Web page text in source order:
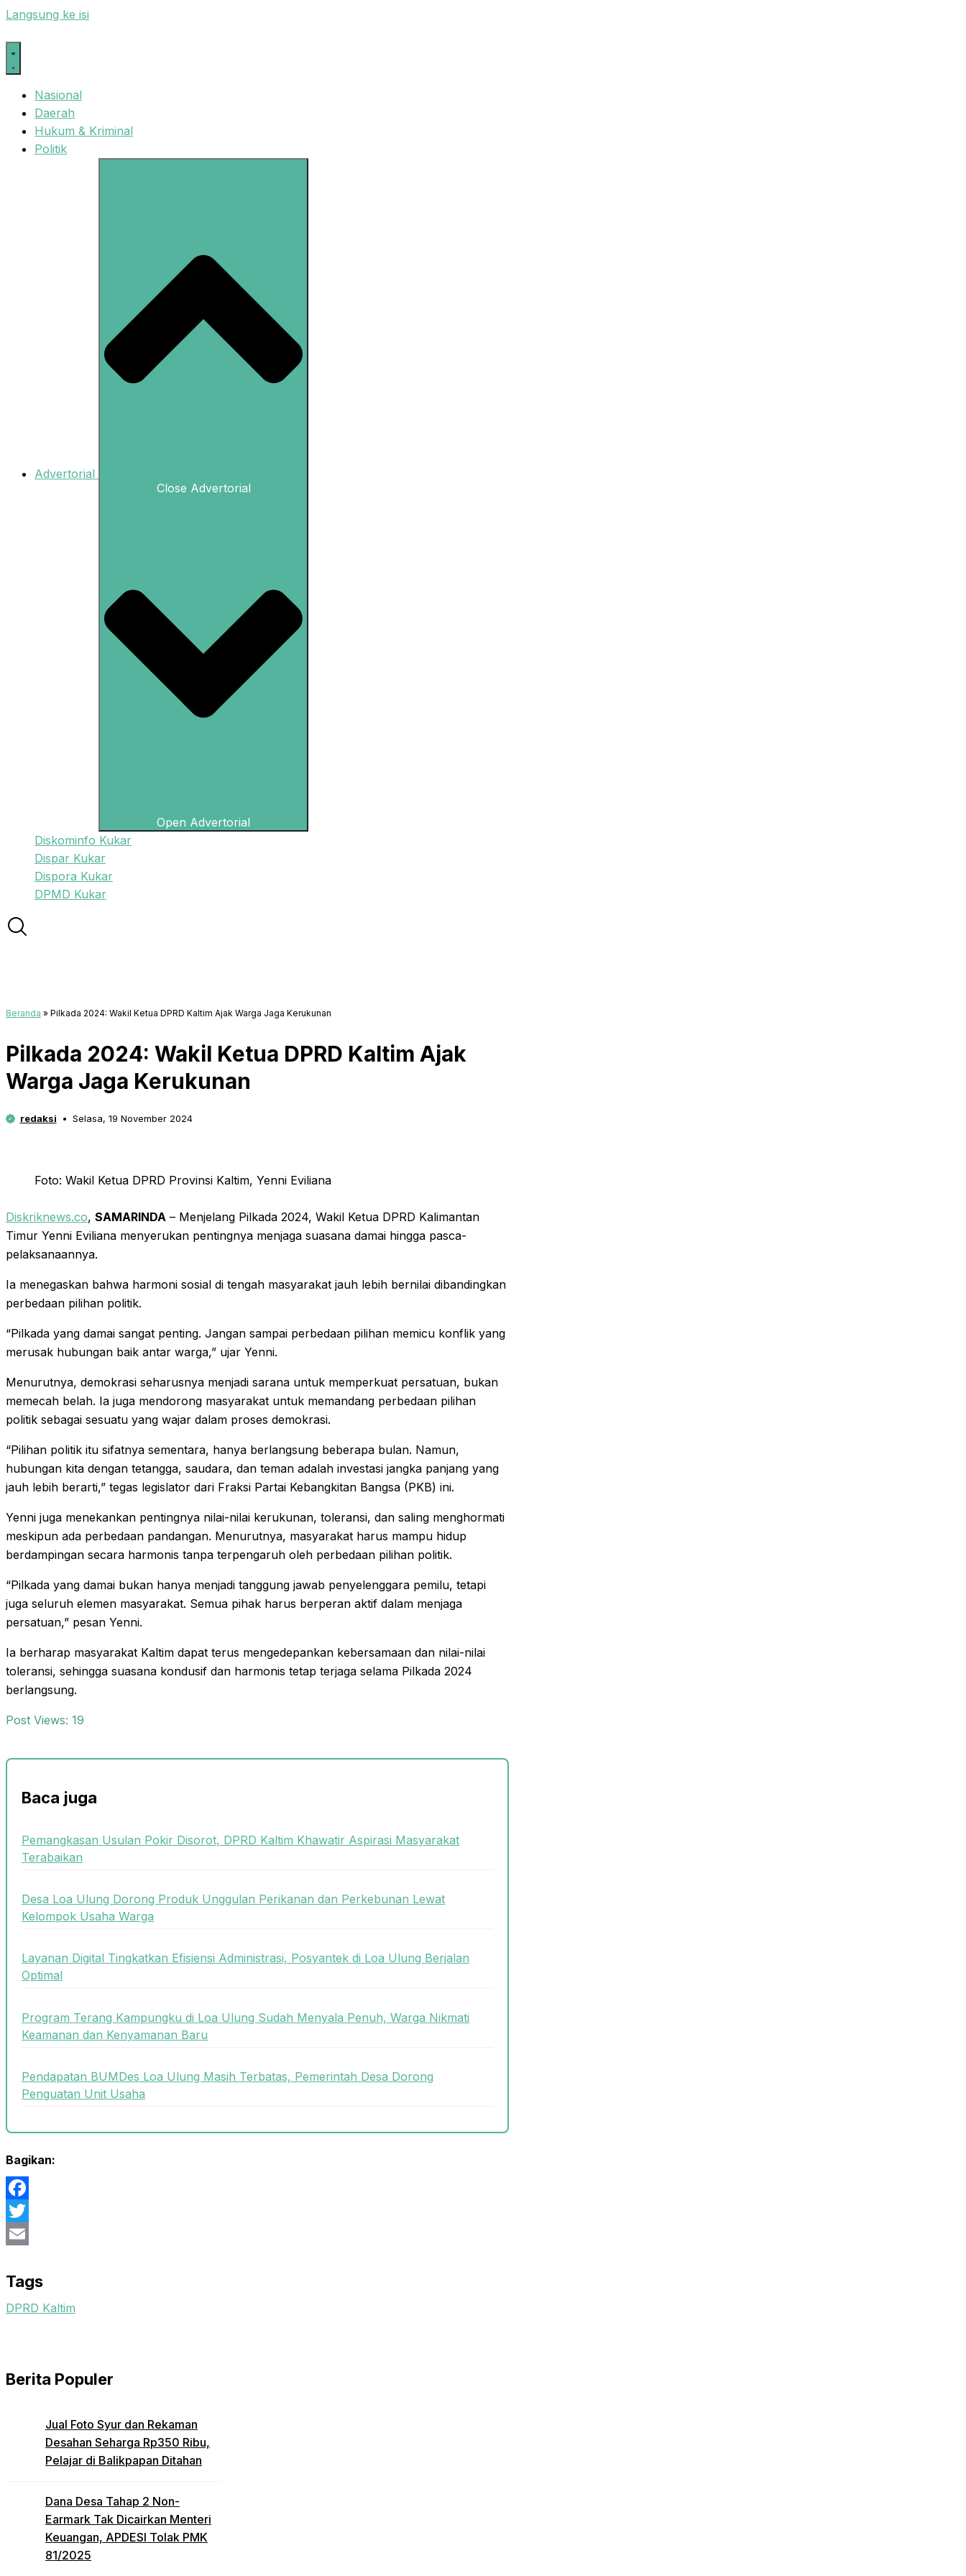
Langsung ke isi
Nasional
Daerah
Hukum & Kriminal
Politik
Advertorial
Close Advertorial
Open Advertorial
Diskominfo Kukar
Dispar Kukar
Dispora Kukar
DPMD Kukar
Beranda » Pilkada 2024: Wakil Ketua DPRD Kaltim Ajak Warga Jaga Kerukunan
Pilkada 2024: Wakil Ketua DPRD Kaltim Ajak
Warga Jaga Kerukunan
redaksi Selasa, 19 November 2024
Foto: Wakil Ketua DPRD Provinsi Kaltim, Yenni Eviliana
Diskriknews.co, SAMARINDA – Menjelang Pilkada 2024, Wakil Ketua DPRD Kalimantan
Timur Yenni Eviliana menyerukan pentingnya menjaga suasana damai hingga pasca-
pelaksanaannya.
Ia menegaskan bahwa harmoni sosial di tengah masyarakat jauh lebih bernilai dibandingkan
perbedaan pilihan politik.
“Pilkada yang damai sangat penting. Jangan sampai perbedaan pilihan memicu konflik yang
merusak hubungan baik antar warga,” ujar Yenni.
Menurutnya, demokrasi seharusnya menjadi sarana untuk memperkuat persatuan, bukan
memecah belah. Ia juga mendorong masyarakat untuk memandang perbedaan pilihan
politik sebagai sesuatu yang wajar dalam proses demokrasi.
“Pilihan politik itu sifatnya sementara, hanya berlangsung beberapa bulan. Namun,
hubungan kita dengan tetangga, saudara, dan teman adalah investasi jangka panjang yang
jauh lebih berarti,” tegas legislator dari Fraksi Partai Kebangkitan Bangsa (PKB) ini.
Yenni juga menekankan pentingnya nilai-nilai kerukunan, toleransi, dan saling menghormati
meskipun ada perbedaan pandangan. Menurutnya, masyarakat harus mampu hidup
berdampingan secara harmonis tanpa terpengaruh oleh perbedaan pilihan politik.
“Pilkada yang damai bukan hanya menjadi tanggung jawab penyelenggara pemilu, tetapi
juga seluruh elemen masyarakat. Semua pihak harus berperan aktif dalam menjaga
persatuan,” pesan Yenni.
Ia berharap masyarakat Kaltim dapat terus mengedepankan kebersamaan dan nilai-nilai
toleransi, sehingga suasana kondusif dan harmonis tetap terjaga selama Pilkada 2024
berlangsung.
Post Views: 19
Baca juga
Pemangkasan Usulan Pokir Disorot, DPRD Kaltim Khawatir Aspirasi Masyarakat
Terabaikan
Desa Loa Ulung Dorong Produk Unggulan Perikanan dan Perkebunan Lewat
Kelompok Usaha Warga
Layanan Digital Tingkatkan Efisiensi Administrasi, Posyantek di Loa Ulung Berjalan
Optimal
Program Terang Kampungku di Loa Ulung Sudah Menyala Penuh, Warga Nikmati
Keamanan dan Kenyamanan Baru
Pendapatan BUMDes Loa Ulung Masih Terbatas, Pemerintah Desa Dorong
Penguatan Unit Usaha
Bagikan:
Facebook
Twitter
Tags
DPRD Kaltim
Berita Populer
Jual Foto Syur dan Rekaman
Desahan Seharga Rp350 Ribu,
Pelajar di Balikpapan Ditahan
Dana Desa Tahap 2 Non-
Earmark Tak Dicairkan Menteri
Keuangan, APDESI Tolak PMK
81/2025